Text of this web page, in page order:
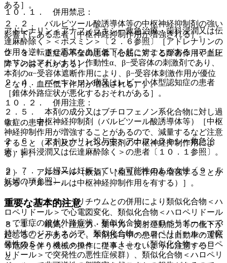
１０．１． 併用禁忌：
アドレナリン＜アナフィラキシー救急治療・歯科浸潤又は伝
達麻酔除く＞＜ボスミン＞〔２．６参照〕［アドレナリンの
作用を逆転させ重篤な血圧低下を起こすことがある（アドレ
ナリンはアドレナリン作動性α、β−受容体の刺激剤であり、
本剤のα−受容体遮断作用により、β−受容体刺激作用が優位
となり、血圧低下作用が増強される）］。
１０．２． 併用注意：
１）． 中枢神経抑制剤（バルビツール酸誘導体等）［中枢
神経抑制作用が増強することがあるので、減量するなど注意
すること（本剤及びこれらの薬剤の中枢神経抑制作用によ
る）］。
２）． アルコール（飲酒）［相互に作用を増強することが
ある（アルコールは中枢神経抑制作用を有する）］。
３）． リチウム［リチウムとの併用により類似化合物＜ハ
ロペリドール＞で心電図変化、類似化合物＜ハロペリドール
＞で重症の錐体外路症状、類似化合物＜ハロペリドール＞で
持続性のジスキネジア、類似化合物＜ハロペリドール＞で突
発性のＳｙｎｄｒｏｍｅ ｍａｌｉｎ（類似化合物＜ハロペ
リドール＞で突発性の悪性症候群）、類似化合物＜ハロペリ
ある］。
２．２． バルビツール酸誘導体等の中枢神経抑制剤の強い
影響下にある患者［中枢神経抑制作用が増強される］。
２．３． 重症心不全の患者［心筋に対する障害作用や血圧
降下のおそれがある］。
２．４． パーキンソン病又はレビー小体型認知症の患者
［錐体外路症状が悪化するおそれがある］。
２．５． 本剤の成分又はブチロフェノン系化合物に対し過
敏症の患者。
２．６． アドレナリン投与中＜アナフィラキシー救急治
療・歯科浸潤又は伝達麻酔除く＞の患者〔１０．１参照〕。
２．７． 妊婦又は妊娠している可能性のある女性〔９．５
妊婦の項参照〕。
重要な基本的注意
８．１． 眠気、注意力・集中力・反射運動能力等の低下が
起こることがあるので、本剤投与中の患者には自動車の運転
等危険を伴う機械の操作に従事させないように注意するこ
と。